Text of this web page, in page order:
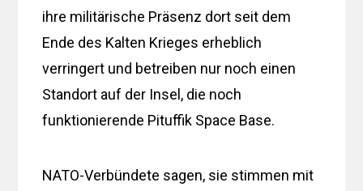
ihre militärische Präsenz dort seit dem
Ende des Kalten Krieges erheblich
verringert und betreiben nur noch einen
Standort auf der Insel, die noch
funktionierende Pituffik Space Base.
NATO-Verbündete sagen, sie stimmen mit